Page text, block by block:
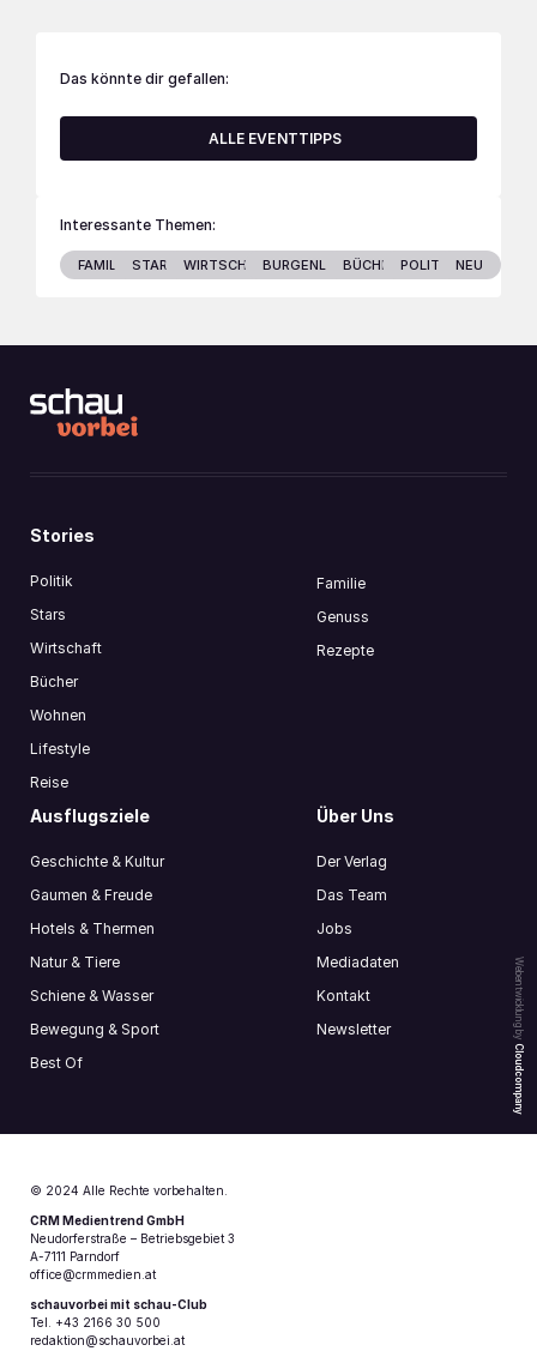
Das könnte dir gefallen:
ALLE EVENTTIPPS
Interessante Themen:
FAMILIE STARS WIRTSCHAFTBURGENLANDBÜCHER POLITIK NEU
Webentwicklung by
Cloudcompany
Stories
Politik
Stars
Wirtschaft
Bücher
Wohnen
Lifestyle
Reise
Familie
Genuss
Rezepte
Ausflugsziele
Geschichte & Kultur
Gaumen & Freude
Hotels & Thermen
Natur & Tiere
Schiene & Wasser
Bewegung & Sport
Best Of
Über Uns
Der Verlag
Das Team
Jobs
Mediadaten
Kontakt
Newsletter
© 2024 Alle Rechte vorbehalten.
CRM Medientrend GmbH
Neudorferstraße – Betriebsgebiet 3
A-7111 Parndorf
office@crmmedien.at
schauvorbei mit schau-Club
Tel. +43 2166 30 500
redaktion@schauvorbei.at